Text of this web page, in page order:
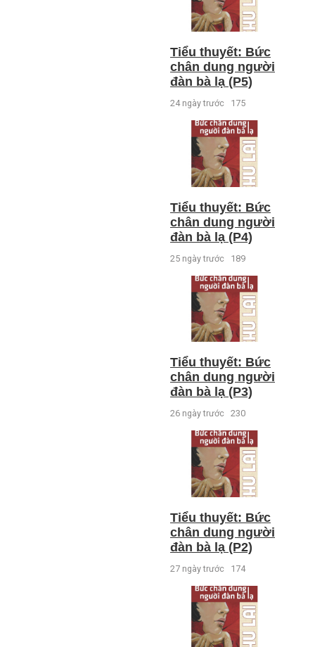
Tiểu thuyết: Bức
chân dung người
đàn bà lạ (P5)
24 ngày trước 175
Tiểu thuyết: Bức
chân dung người
đàn bà lạ (P4)
25 ngày trước 189
Tiểu thuyết: Bức
chân dung người
đàn bà lạ (P3)
26 ngày trước 230
Tiểu thuyết: Bức
chân dung người
đàn bà lạ (P2)
27 ngày trước 174